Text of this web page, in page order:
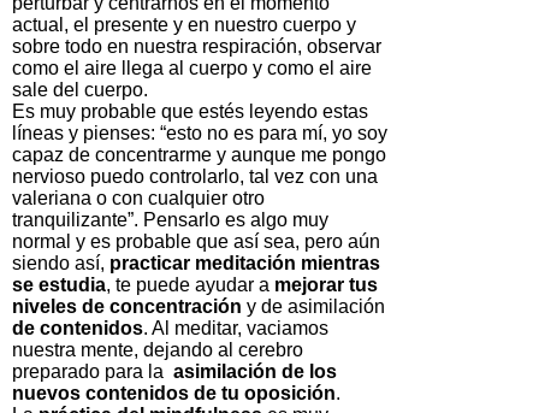
actual, el presente y en nuestro cuerpo y
sobre todo en nuestra respiración, observar
como el aire llega al cuerpo y como el aire
sale del cuerpo.
Es muy probable que estés leyendo estas
líneas y pienses: “esto no es para mí, yo soy
capaz de concentrarme y aunque me pongo
nervioso puedo controlarlo, tal vez con una
valeriana o con cualquier otro
tranquilizante”. Pensarlo es algo muy
normal y es probable que así sea, pero aún
siendo así, practicar meditación mientras
se estudia, te puede ayudar a mejorar tus
niveles de concentración y de asimilación
de contenidos. Al meditar, vaciamos
nuestra mente, dejando al cerebro
preparado para la asimilación de los
nuevos contenidos de tu oposición.